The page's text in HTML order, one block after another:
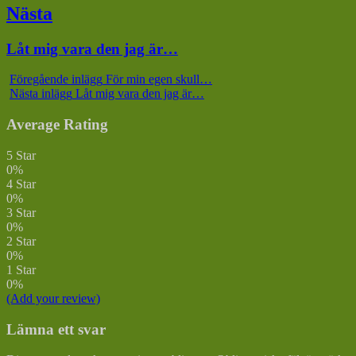
Nästa
Nästa
Låt mig vara den jag är…
Föregående inlägg För min egen skull…
Nästa inlägg Låt mig vara den jag är…
Average Rating
5 Star
0%
4 Star
0%
3 Star
0%
2 Star
0%
1 Star
0%
(Add your review)
Lämna ett svar